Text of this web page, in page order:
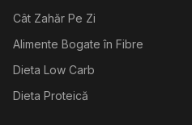
Cât Zahăr Pe Zi
Alimente Bogate în Fibre
Dieta Low Carb
Dieta Proteică